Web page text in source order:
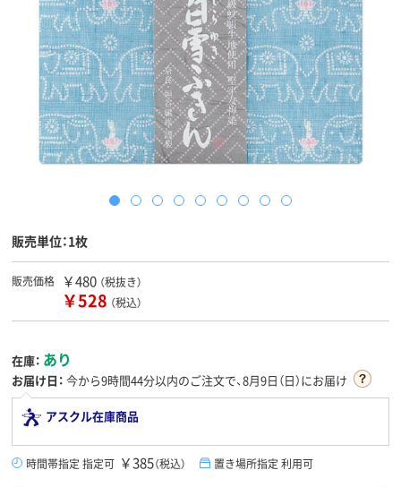
販売単位：1枚
販売価格 ￥480 （税抜き）
￥528 （税込）
在庫： あり
お届け日： 今から9時間44分以内のご注文で、8月9日（日）にお届け
アスクル在庫商品
時間帯指定 指定可 ￥385（税込） 置き場所指定 利用可